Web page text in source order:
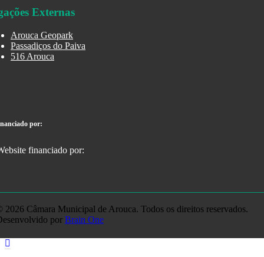
Externas
Arouca Geopark
Passadiços do Paiva
516 Arouca
por:
2026 Câmara Municipal de Arouca. Todos os direitos reservados.
por Brain One